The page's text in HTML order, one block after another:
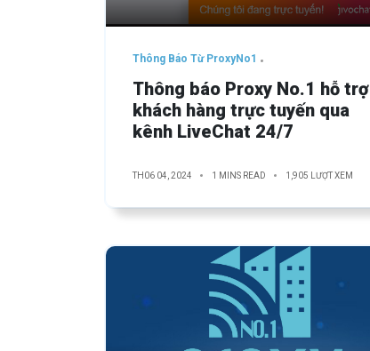
Thông Báo Từ ProxyNo1
Thông báo Proxy No.1 hỗ trợ
khách hàng trực tuyến qua
kênh LiveChat 24/7
TH06 04, 2024 1 MINS READ 1,905 LƯỢT XEM